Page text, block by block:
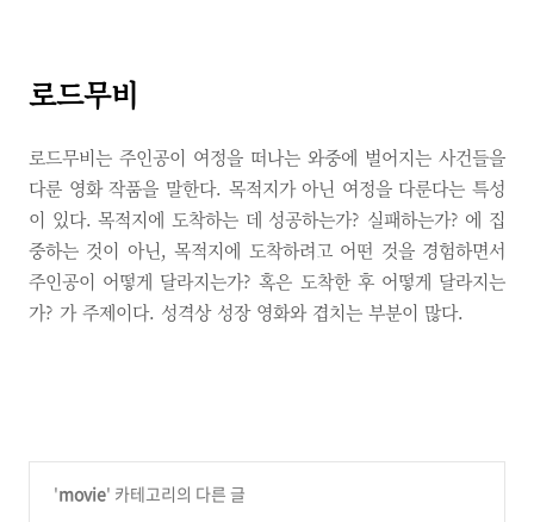
로드무비
로드무비는 주인공이 여정을 떠나는 와중에 벌어지는 사건들을
다룬 영화 작품을 말한다. 목적지가 아닌 여정을 다룬다는 특성
이 있다. 목적지에 도착하는 데 성공하는가? 실패하는가? 에 집
중하는 것이 아닌, 목적지에 도착하려고 어떤 것을 경험하면서
주인공이 어떻게 달라지는가? 혹은 도착한 후 어떻게 달라지는
가? 가 주제이다. 성격상 성장 영화와 겹치는 부분이 많다.
'movie' 카테고리의 다른 글